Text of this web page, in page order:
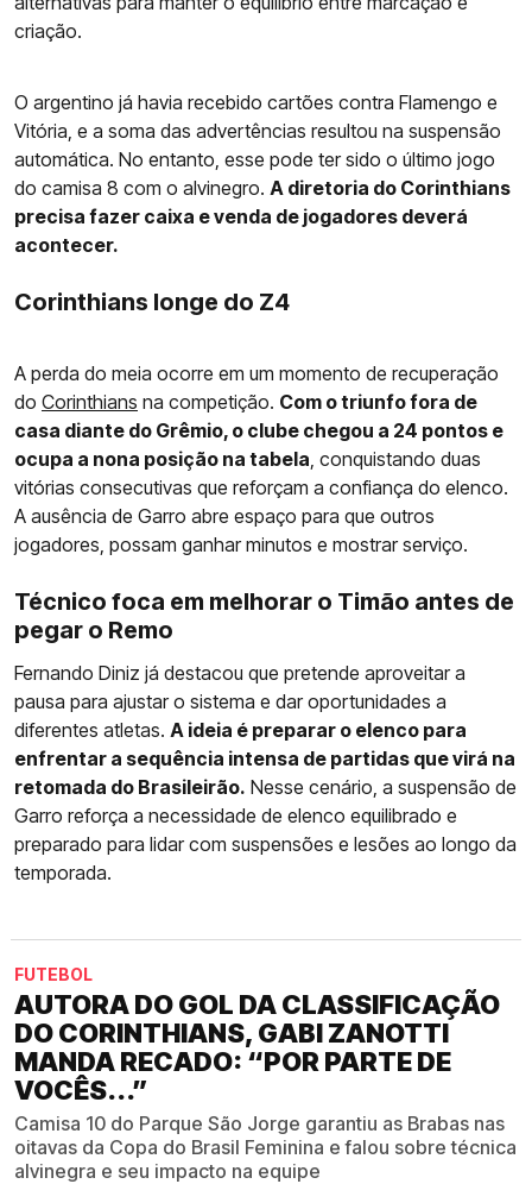
criação.
O argentino já havia recebido cartões contra Flamengo e
Vitória, e a soma das advertências resultou na suspensão
automática. No entanto, esse pode ter sido o último jogo
do camisa 8 com o alvinegro. A diretoria do Corinthians
precisa fazer caixa e venda de jogadores deverá
acontecer.
Corinthians longe do Z4
A perda do meia ocorre em um momento de recuperação
do Corinthians na competição. Com o triunfo fora de
casa diante do Grêmio, o clube chegou a 24 pontos e
ocupa a nona posição na tabela , conquistando duas
vitórias consecutivas que reforçam a confiança do elenco.
A ausência de Garro abre espaço para que outros
jogadores, possam ganhar minutos e mostrar serviço.
Técnico foca em melhorar o Timão antes de
pegar o Remo
Fernando Diniz já destacou que pretende aproveitar a
pausa para ajustar o sistema e dar oportunidades a
diferentes atletas. A ideia é preparar o elenco para
enfrentar a sequência intensa de partidas que virá na
retomada do Brasileirão. Nesse cenário, a suspensão de
Garro reforça a necessidade de elenco equilibrado e
preparado para lidar com suspensões e lesões ao longo da
temporada.
FUTEBOL
AUTORA DO GOL DA CLASSIFICAÇÃO
DO CORINTHIANS, GABI ZANOTTI
MANDA RECADO: “POR PARTE DE
VOCÊS...”
Camisa 10 do Parque São Jorge garantiu as Brabas nas
oitavas da Copa do Brasil Feminina e falou sobre técnica
alvinegra e seu impacto na equipe